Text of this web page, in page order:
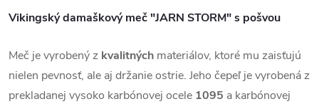
Vikingský damaškový meč "JARN STORM" s pošvou
Meč je vyrobený z kvalitných materiálov, ktoré mu zaisťujú
nielen pevnosť, ale aj držanie ostrie. Jeho čepeľ je vyrobená z
prekladanej vysoko karbónovej ocele 1095 a karbónovej